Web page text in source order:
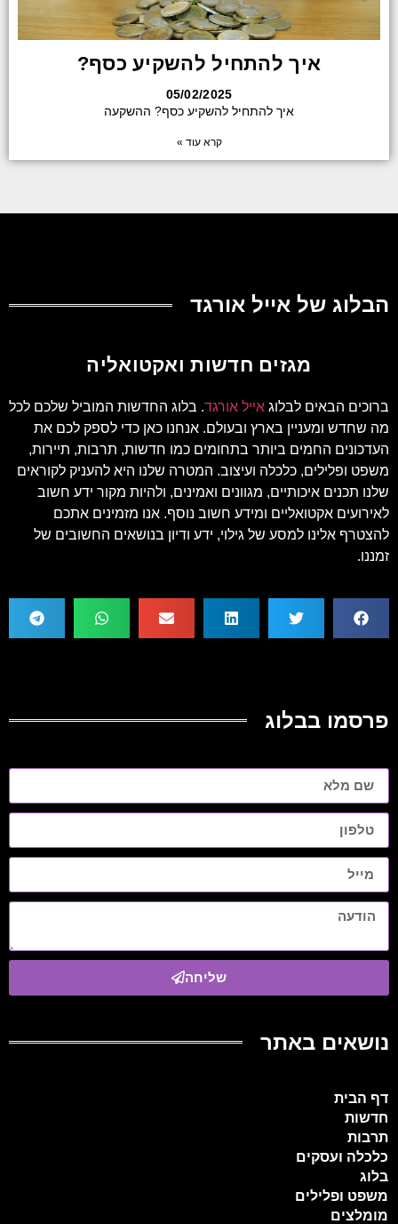
איך להתחיל להשקיע כסף?
05/02/2025
איך להתחיל להשקיע כסף? ההשקעה
קרא עוד »
הבלוג של אייל אורגד
מגזים חדשות ואקטואליה
ברוכים הבאים לבלוג אייל אורגד. בלוג החדשות המוביל שלכם לכל
מה שחדש ומעניין בארץ ובעולם. אנחנו כאן כדי לספק לכם את
העדכונים החמים ביותר בתחומים כמו חדשות, תרבות, תיירות,
משפט ופלילים, כלכלה ועיצוב. המטרה שלנו היא להעניק לקוראים
שלנו תכנים איכותיים, מגוונים ואמינים, ולהיות מקור ידע חשוב
לאירועים אקטואליים ומידע חשוב נוסף. אנו מזמינים אתכם
להצטרף אלינו למסע של גילוי, ידע ודיון בנושאים החשובים של
זמננו.
פרסמו בבלוג
שליחה
נושאים באתר
דף הבית
חדשות
תרבות
כלכלה ועסקים
בלוג
משפט ופלילים
מומלצים